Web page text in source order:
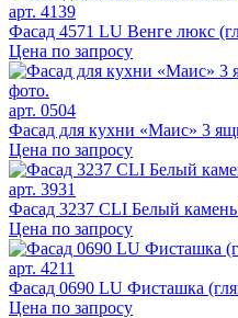
арт. 4139
Фасад 4571 LU Венге люкс
Цена по запросу
арт. 0504
Фасад для кухни «Маис» 3
Цена по запросу
арт. 3931
Фасад 3237 CLI Белый
Цена по запросу
арт. 4211
Фасад 0690 LU Фисташка
Цена по запросу